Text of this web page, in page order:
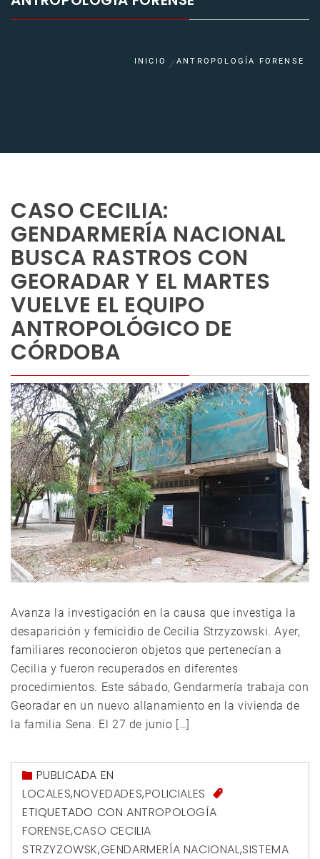
INICIO ANTROPOLOGÍA FORENSE
CASO CECILIA:
GENDARMERÍA NACIONAL
BUSCA RASTROS CON
GEORADAR Y EL MARTES
VUELVE EL EQUIPO
ANTROPOLÓGICO DE
CÓRDOBA
Avanza la investigación en la causa que investiga la
desaparición y femicidio de Cecilia Strzyzowski. Ayer,
familiares reconocieron objetos que pertenecían a
Cecilia y fueron recuperados en diferentes
procedimientos. Este sábado, Gendarmería trabaja con
Georadar en un nuevo allanamiento en la vivienda de
la familia Sena. El 27 de junio […]
PUBLICADA EN
LOCALES,NOVEDADES,POLICIALES
ETIQUETADO CON ANTROPOLOGÍA
FORENSE,CASO CECILIA
STRZYZOWSK,GENDARMERÍA NACIONAL,SISTEMA